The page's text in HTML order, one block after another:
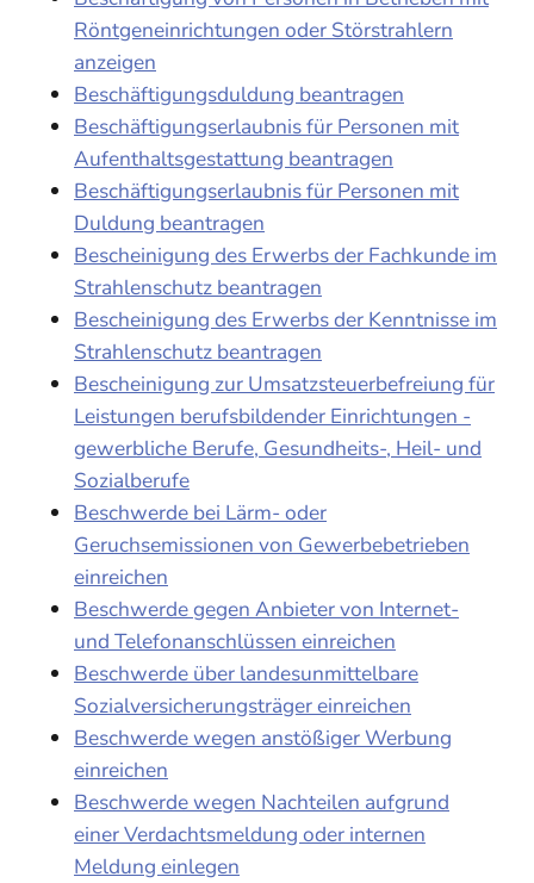
Röntgeneinrichtungen oder Störstrahlern
anzeigen
Beschäftigungsduldung beantragen
Beschäftigungserlaubnis für Personen mit
Aufenthaltsgestattung beantragen
Beschäftigungserlaubnis für Personen mit
Duldung beantragen
Bescheinigung des Erwerbs der Fachkunde im
Strahlenschutz beantragen
Bescheinigung des Erwerbs der Kenntnisse im
Strahlenschutz beantragen
Bescheinigung zur Umsatzsteuerbefreiung für
Leistungen berufsbildender Einrichtungen -
gewerbliche Berufe, Gesundheits-, Heil- und
Sozialberufe
Beschwerde bei Lärm- oder
Geruchsemissionen von Gewerbebetrieben
einreichen
Beschwerde gegen Anbieter von Internet-
und Telefonanschlüssen einreichen
Beschwerde über landesunmittelbare
Sozialversicherungsträger einreichen
Beschwerde wegen anstößiger Werbung
einreichen
Beschwerde wegen Nachteilen aufgrund
einer Verdachtsmeldung oder internen
Meldung einlegen